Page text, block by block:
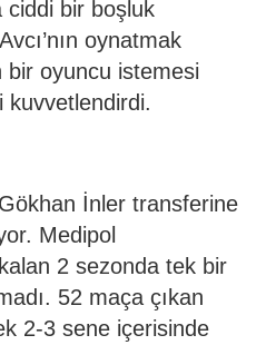
ciddi bir boşluk
oynatmak
bir oyuncu istemesi
kuvvetlendirdi.
İnler transferine
Medipol
2 sezonda tek bir
52 maça çıkan
2-3 sene içerisinde